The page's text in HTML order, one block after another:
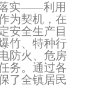
实——利用
为契机，在
安全生产目
竹、特种行
防火、危房
务。通过各
了全镇居民